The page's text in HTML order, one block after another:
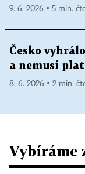
9. 6. 2026 ▪ 5 min.
Česko
a nemusí
8. 6. 2026 ▪ 2 min.
Vybíráme